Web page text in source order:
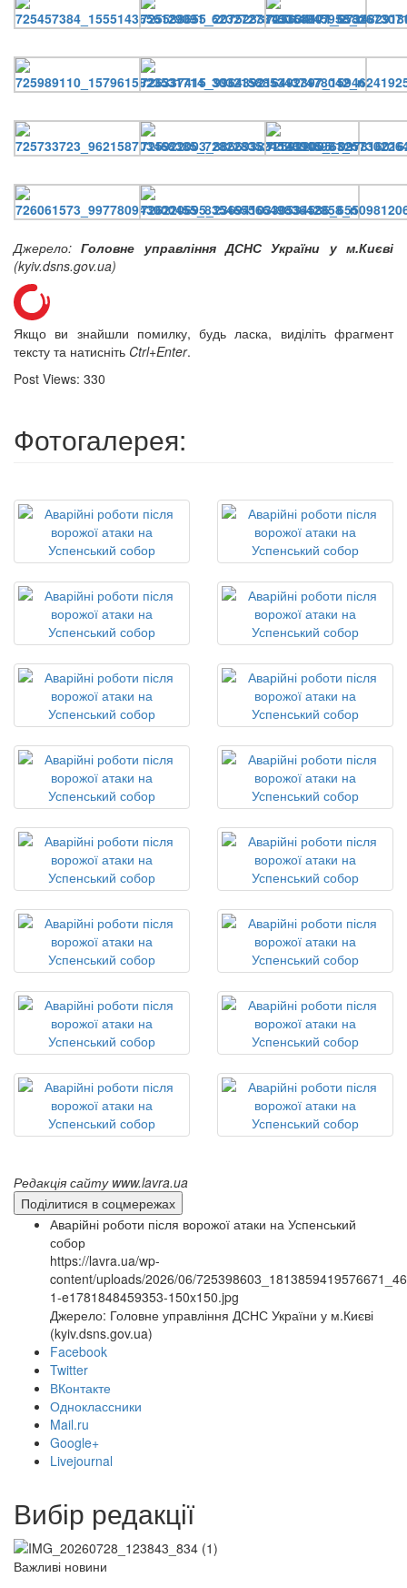
12 сентября 2015Название трансляции
12 сентября 2015Название трансляции
12 сентября 2015Название трансляции
12 сентября 2015Название трансляции
12 сентября 2015Название трансляции
12 сентября 2015Название трансляции
Перейти до архіву
Джерело:Головне управління ДСНС України у м.Києві
(kyiv.dsns.gov.ua)
Якщо ви знайшли помилку, будь ласка, виділіть фрагмент
тексту та натисніть Ctrl+Enter.
Post Views: 330
Фотогалерея:
Редакція сайту www.lavra.ua
Поділитися в соцмережах
Аварійні роботи після ворожої атаки на Успенський
собор
https://lavra.ua/wp-
content/uploads/2026/06/
1-e1781848459353-150x150.jpg
Джерело: Головне управління ДСНС України у м.Києві
(kyiv.dsns.gov.ua)
Facebook
Twitter
ВКонтакте
Одноклассники
Mail.ru
Google+
Livejournal
Вибір редакції
Важливі новини